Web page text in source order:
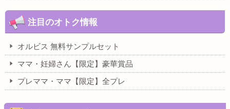
注目のオトク情報
オルビス 無料サンプルセット
ママ・妊婦さん【限定】豪華賞品
プレママ・ママ【限定】全プレ